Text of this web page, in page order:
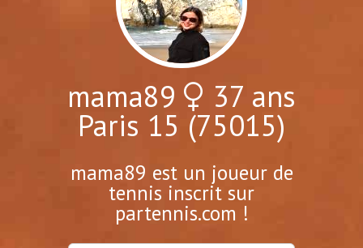
mama89 37 ans
Paris 15 (75015)
mama89 est un joueur de
tennis inscrit sur
partennis.com !